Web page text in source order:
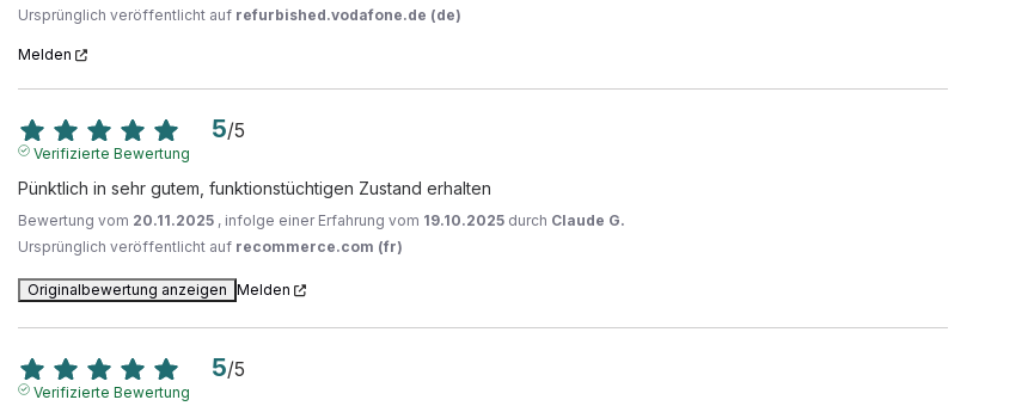
Ursprünglich veröffentlicht auf refurbished.vodafone.de (de)
Melden
5/5
Verifizierte Bewertung
Pünktlich in sehr gutem, funktionstüchtigen Zustand erhalten
Bewertung vom 20.11.2025 , infolge einer Erfahrung vom 19.10.2025 durch Claude G.
Ursprünglich veröffentlicht auf recommerce.com (fr)
Originalbewertung anzeigen Melden
5/5
Verifizierte Bewertung